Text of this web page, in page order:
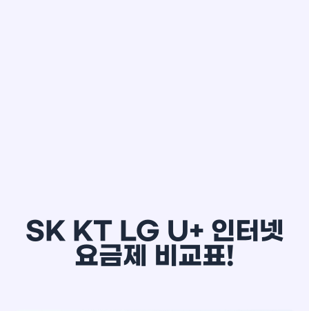
SK KT LG U+ 인터넷
요금제 비교표!